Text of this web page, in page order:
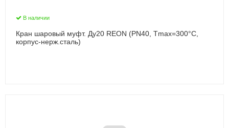
В наличии
Кран шаровый муфт. Ду20 REON (PN40, Тmax=300°С,
корпус-нерж.сталь)